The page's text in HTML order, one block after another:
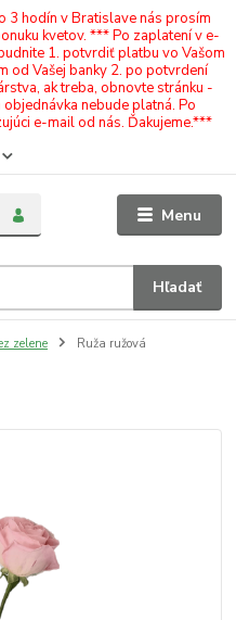
3 hodín v Bratislave nás prosím
kvetov. *** Po zaplatení v e-
1. potvrdiť platbu vo Vašom
od Vašej banky 2. po potvrdení
ak treba, obnovte stránku -
nebude platná. Po
e-mail od nás. Ďakujeme.***
Menu
Hľadať
zelene Ruža ružová